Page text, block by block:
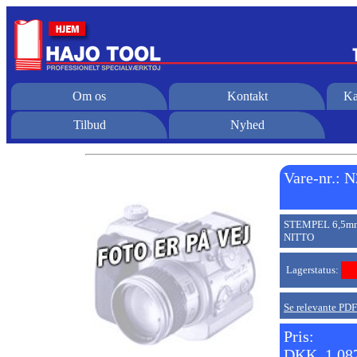
Om os Kontakt
Tilbud Nyhed
Vare-nr.:
STEMPEL
NITTO
Lagerstatus:
Se relevante
Pris: